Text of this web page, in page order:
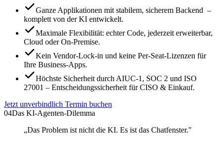
Ganze Applikationen mit stabilem, sicherem Backend –
komplett von der KI entwickelt.
Maximale Flexibilität: echter Code, jederzeit erweiterbar,
Cloud oder On-Premise.
Kein Vendor-Lock-in und keine Per-Seat-Lizenzen für
Ihre Business-Apps.
Höchste Sicherheit durch AIUC-1, SOC 2 und ISO
27001 – Entscheidungssicherheit für CISO & Einkauf.
Jetzt unverbindlich Termin buchen
04Das KI-Agenten-Dilemma
„Das Problem ist nicht die KI. Es ist das Chatfenster."